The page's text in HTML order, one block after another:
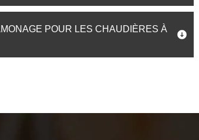
POUR LES CHAUDIÈRES À